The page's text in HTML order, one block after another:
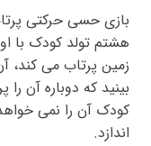
بازی حسی حرکتی
هشتم تولد کودک با
زمین پرتاب می کند،
بینید که دوباره آن
کودک آن را نمی
اندازد.